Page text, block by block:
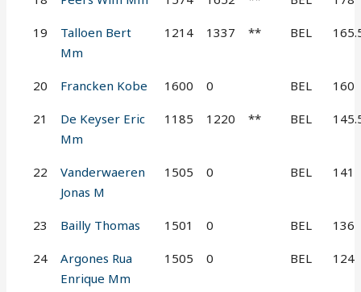
19
Talloen Bert
Mm
1214 1337 ** BEL
20 Francken Kobe 1600 0 BEL 160
21
De Keyser Eric
Mm
1185 1220 ** BEL
22
Vanderwaeren
Jonas M
1505 0 BEL 141
23 Bailly Thomas 1501 0 BEL 136
24
Argones Rua
Enrique Mm
1505 0 BEL 124